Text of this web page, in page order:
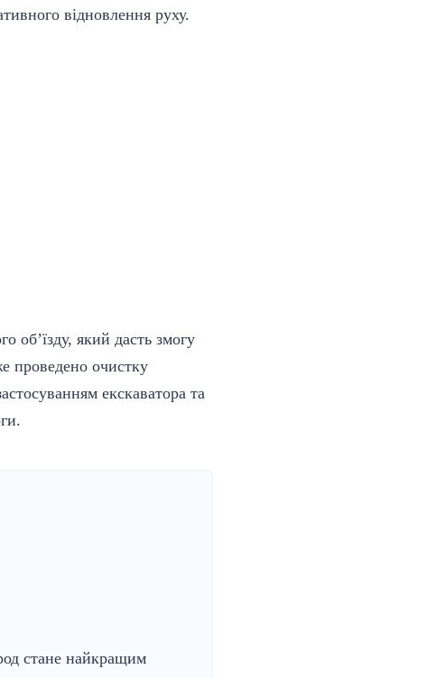
відновлення руху.
об’їзду, який дасть змогу
проведено очистку
екскаватора та
стане найкращим